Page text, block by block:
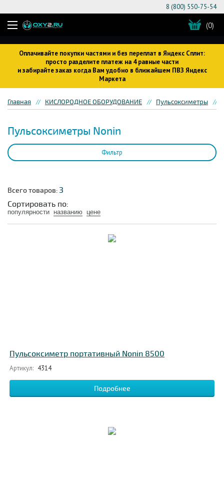
Оплачивайте покупки частями и без переплат в Яндекс Сплит:
просто разделите платеж на 4 равные части
и забирайте заказ когда Вам удобно в ближайшем ПВЗ Яндекс
Маркета
8 (800) 550-75-54
(0)
Главная КИСЛОРОДНОЕ ОБОРУДОВАНИЕ Пульсоксиметры
Пульсоксиметры Nonin
Фильтр
Всего товаров:3
Сортировать по:
популярности названию цене
Пульсоксиметр портативный Nonin 8500
Артикул: 4314
Подробнее